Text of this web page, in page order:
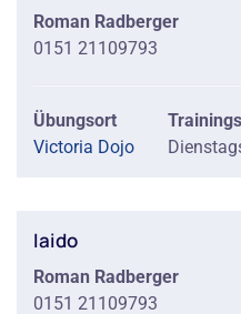
Roman Radberger
0151 21109793
Übungsort
Victoria Dojo
Iaido
Roman Radberger
0151 21109793